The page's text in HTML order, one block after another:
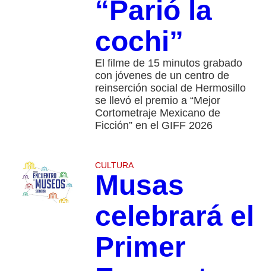
“Parió la
cochi”
El filme de 15 minutos grabado
con jóvenes de un centro de
reinserción social de Hermosillo
se llevó el premio a “Mejor
Cortometraje Mexicano de
Ficción” en el GIFF 2026
CULTURA
Musas
celebrará el
Primer